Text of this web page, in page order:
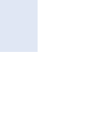
Fenster)